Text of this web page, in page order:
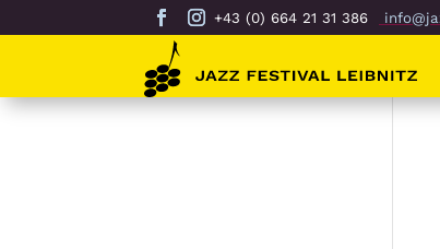
+43 (0) 664 21 31 386